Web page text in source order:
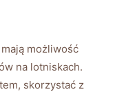
⁢możliwość
na lotniskach.
skorzystać z